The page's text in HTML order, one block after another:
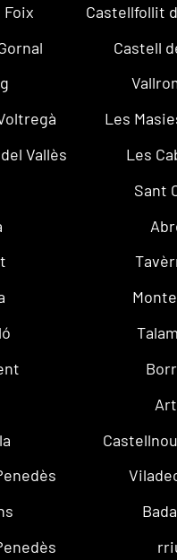
Castellfollit
Castell
Les
Vallès
Les
Sant